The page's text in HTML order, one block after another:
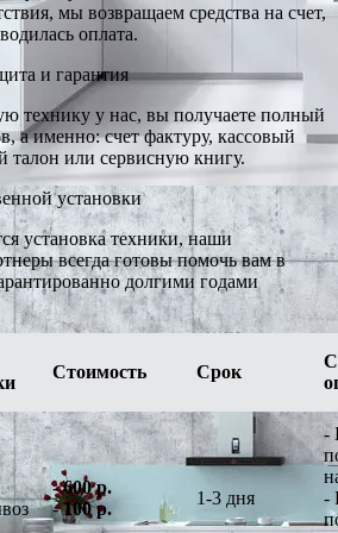
мы возвращаем средства на счет,
оплата.
и гарантия
технику у нас, вы получаете полный
а именно: счет фактуру, кассовый
талон или сервисную книгу.
установки
установка техники, наши
всегда готовы помочь вам в
долгими годами
Стоимость Срок
-600 р.
-100 р.
1-3 дня
-
-